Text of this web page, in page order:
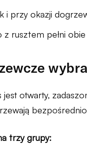
i przy okazji
rusztem pełni
otwarty,
trzy grupy: